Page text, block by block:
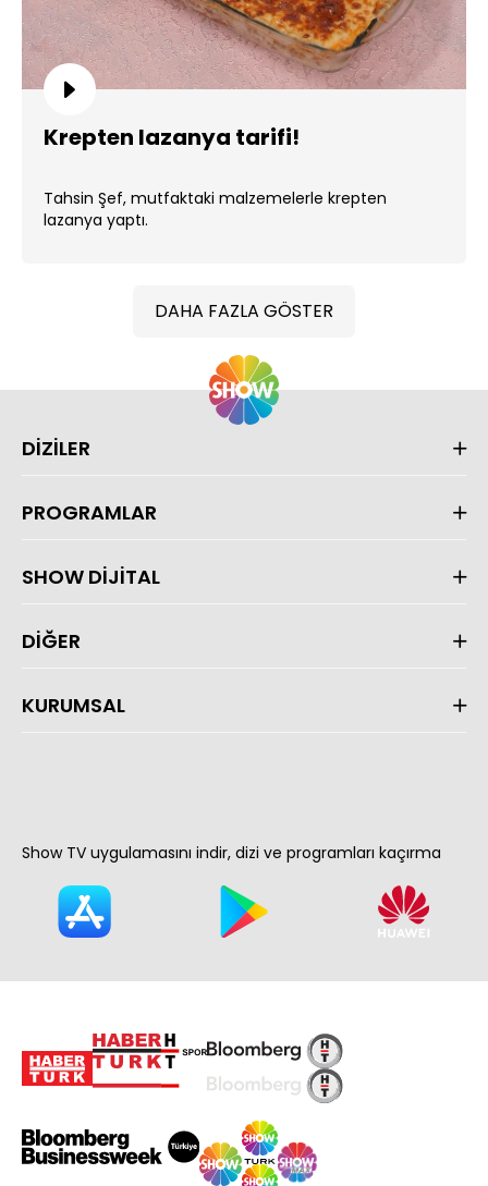
Krepten lazanya tarifi!
Tahsin Şef, mutfaktaki malzemelerle krepten
lazanya yaptı.
DAHA FAZLA GÖSTER
DİZİLER
PROGRAMLAR
SHOW DİJİTAL
DİĞER
KURUMSAL
Show TV uygulamasını indir, dizi ve programları kaçırma